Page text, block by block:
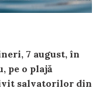
7 august, în
pe o plajă
salvatorilor din